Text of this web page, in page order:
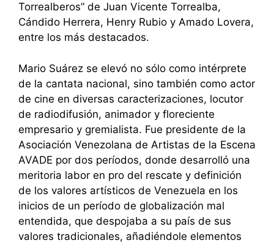
Torrealberos” de Juan Vicente Torrealba,
Cándido Herrera, Henry Rubio y Amado Lovera,
entre los más destacados.
Mario Suárez se elevó no sólo como intérprete
de la cantata nacional, sino también como actor
de cine en diversas caracterizaciones, locutor
de radiodifusión, animador y floreciente
empresario y gremialista. Fue presidente de la
Asociación Venezolana de Artistas de la Escena
AVADE por dos períodos, donde desarrolló una
meritoria labor en pro del rescate y definición
de los valores artísticos de Venezuela en los
inicios de un período de globalización mal
entendida, que despojaba a su país de sus
valores tradicionales, añadiéndole elementos